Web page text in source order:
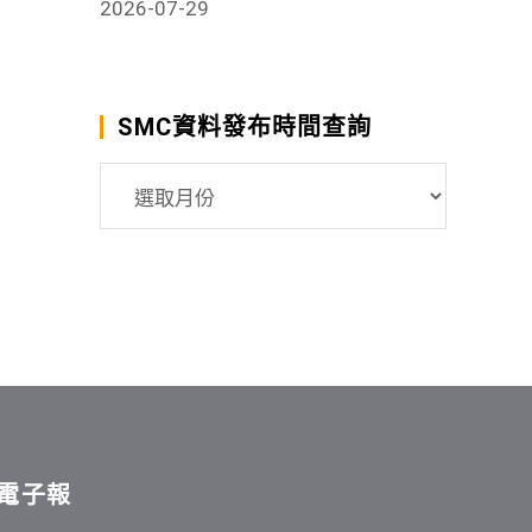
2026-07-29
SMC資料發布時間查詢
子報